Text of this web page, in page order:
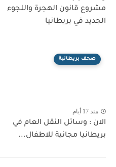
مشروع قانون الهجرة واللجوء
الجديد في بريطانيا
صحف بريطانية
منذ 17 أيام
الان : وسائل النقل العام في
بريطانيا مجانية للاطفال...